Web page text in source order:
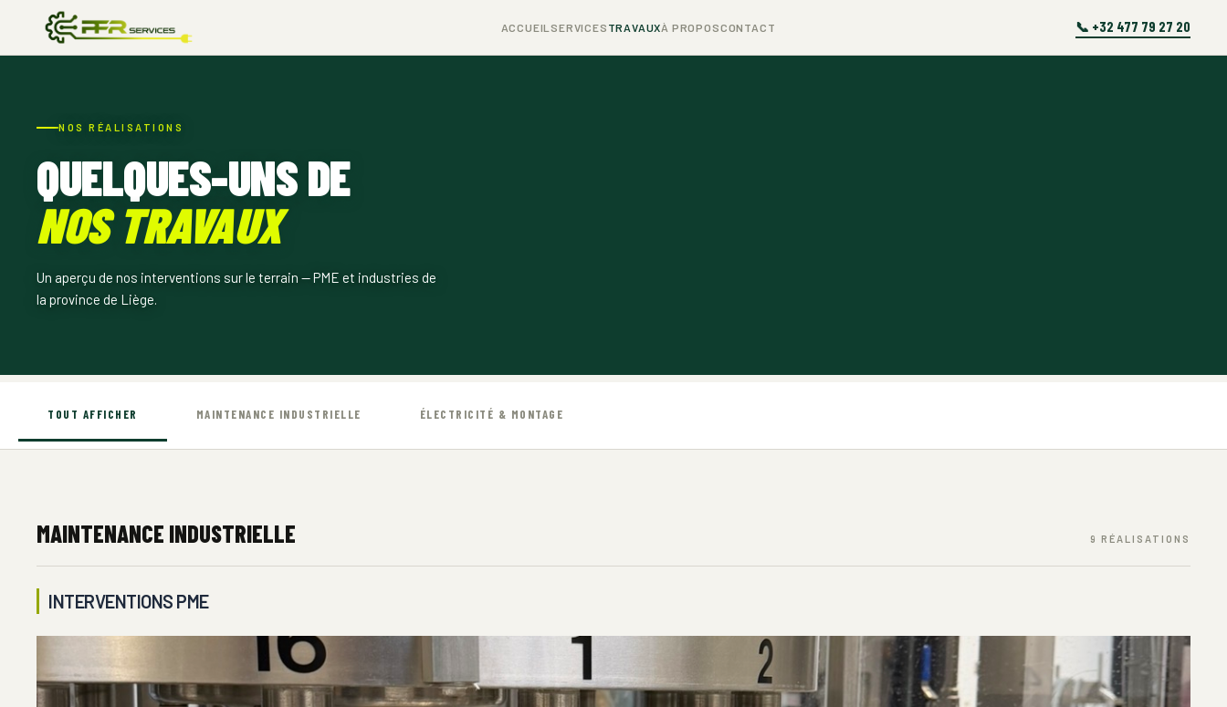
ACCUEILSERVICES TRAVAUXÀ PROPOSCONTACT 📞 +32 477 79 27 20
NOS RÉALISATIONS
QUELQUES-UNS DE
NOS TRAVAUX
Un aperçu de nos interventions sur le terrain — PME et industries de
la province de Liège.
TOUT AFFICHER MAINTENANCE INDUSTRIELLE ÉLECTRICITÉ & MONTAGE
MAINTENANCE INDUSTRIELLE 9 RÉALISATIONS
INTERVENTIONS PME